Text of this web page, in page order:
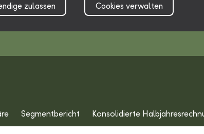
zulassen Cookies verwalten
Segmentbericht Konsolidierte